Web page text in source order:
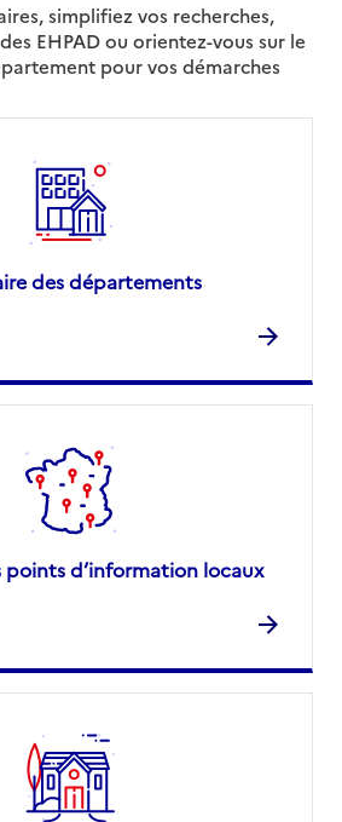
simplifiez vos recherches,
EHPAD ou orientez-vous sur le
pour vos démarches
des départements
points d’information locaux